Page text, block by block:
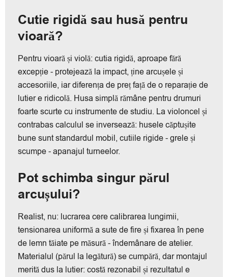
Cutie rigidă sau husă pentru
vioară?
Pentru vioară și violă: cutia rigidă, aproape fără
excepție - protejează la impact, ține arcușele și
accesoriile, iar diferența de preț față de o reparație de
lutier e ridicolă. Husa simplă rămâne pentru drumuri
foarte scurte cu instrumente de studiu. La violoncel și
contrabas calculul se inversează: husele căptușite
bune sunt standardul mobil, cutiile rigide - grele și
scumpe - apanajul turneelor.
Pot schimba singur părul
arcușului?
Realist, nu: lucrarea cere calibrarea lungimii,
tensionarea uniformă a sute de fire și fixarea în pene
de lemn tăiate pe măsură - îndemânare de atelier.
Materialul (părul la legătură) se cumpără, dar montajul
merită dus la lutier: costă rezonabil și rezultatul e